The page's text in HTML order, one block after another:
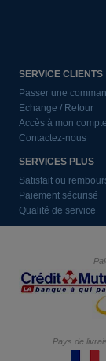
SERVICE CLIENTS
Passer une
Echange / Retour
Accès à mon
Contactez-nous
SERVICES PLUS
Satisfait ou
Paiement sécurisé
Qualité de service
Pays de